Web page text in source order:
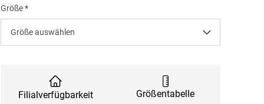
Größe
Größe auswählen
Filialverfügbarkeit Größentabelle